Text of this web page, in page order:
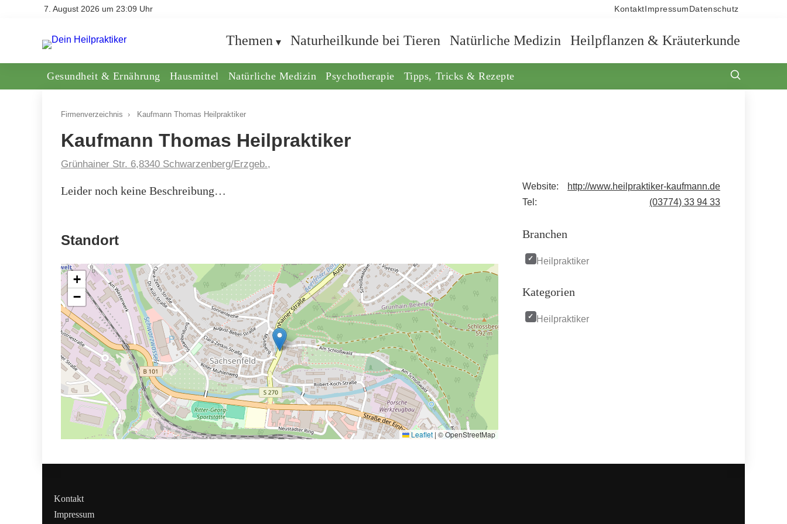
7. August 2026 um 23:09 Uhr Kontakt Impressum Datenschutz
Themen Naturheilkunde bei Tieren Natürliche Medizin Heilpflanzen & Kräuterkunde
Gesundheit & Ernährung Hausmittel Natürliche Medizin Psychotherapie Tipps, Tricks & Rezepte
Firmenverzeichnis › Kaufmann Thomas Heilpraktiker
Kaufmann Thomas Heilpraktiker
Grünhainer Str. 6,8340 Schwarzenberg/Erzgeb.,
Leider noch keine Beschreibung…
Standort
+
−
Leaflet | © OpenStreetMap
Website:
http://www.heilpraktiker-kaufmann.de
Tel:
(03774) 33 94 33
Branchen
Heilpraktiker
Kategorien
Heilpraktiker
Kontakt
Impressum